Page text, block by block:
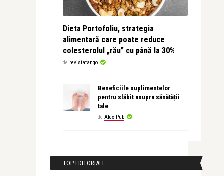
Dieta Portofoliu, strategia
alimentară care poate reduce
colesterolul „rău” cu până la 30%
de revistatango
Beneficiile suplimentelor
pentru slăbit asupra sănătății
tale
de Alex Pub
TOP EDITORIALE